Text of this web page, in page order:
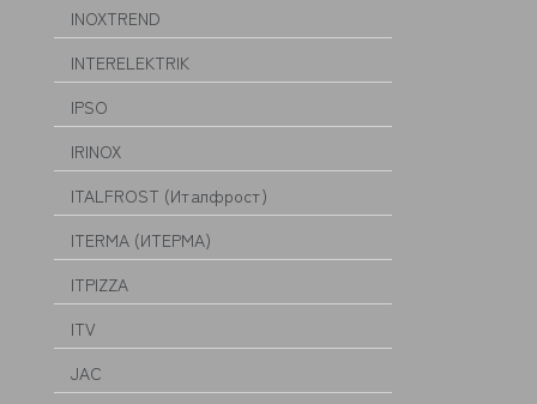
INOXTREND
INTERELEKTRIK
IPSO
IRINOX
ITALFROST (Италфрост)
ITERMA (ИТЕРМА)
ITPIZZA
ITV
JAC